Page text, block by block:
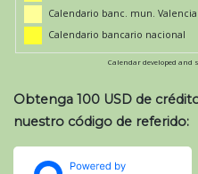
Calendario banc. mun. Valencia
Calendario bancario nacional
Calendar developed and
Obtenga 100 USD de
nuestro código de referido: